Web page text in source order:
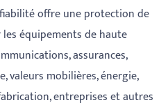
offre une protection de
équipements de haute
assurances,
valeurs mobilières, énergie,
entreprises et autres